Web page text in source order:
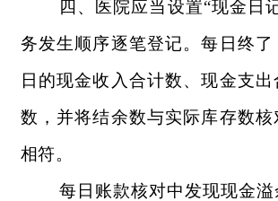
四、医院应当设置“现金日
务发生顺序逐笔登记。每日终了
日的现金收入合计数、现金支
数，并将结余数与实际库存数核
相符。
每日账款核对中发现现金溢